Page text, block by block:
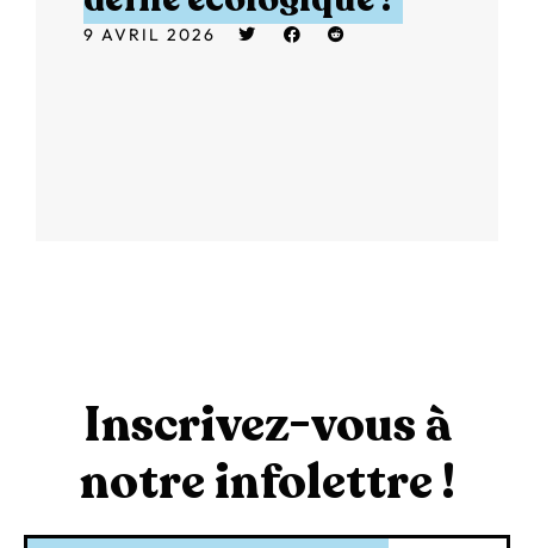
9 AVRIL 2026
Inscrivez-vous à
notre infolettre !